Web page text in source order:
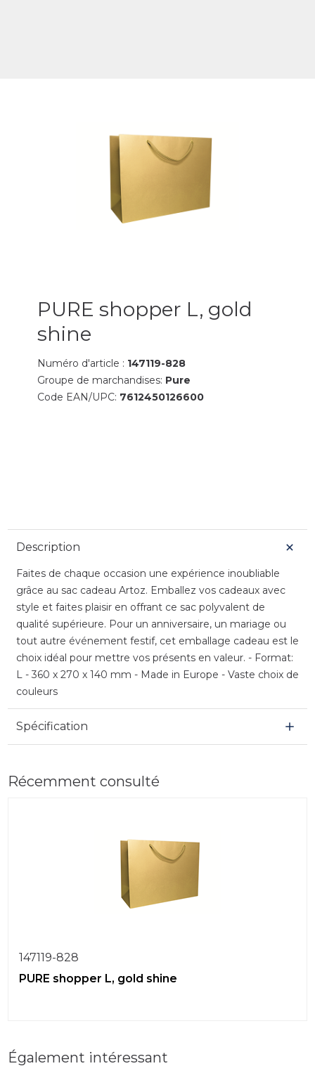
PURE shopper L, gold
shine
Numéro d'article : 147119-828
Groupe de marchandises: Pure
Code EAN/UPC: 7612450126600
Description
Faites de chaque occasion une expérience inoubliable
grâce au sac cadeau Artoz. Emballez vos cadeaux avec
style et faites plaisir en offrant ce sac polyvalent de
qualité supérieure. Pour un anniversaire, un mariage ou
tout autre événement festif, cet emballage cadeau est le
choix idéal pour mettre vos présents en valeur. - Format:
L - 360 x 270 x 140 mm - Made in Europe - Vaste choix de
couleurs
Spécification
Récemment consulté
147119-828
PURE shopper L, gold shine
Également intéressant